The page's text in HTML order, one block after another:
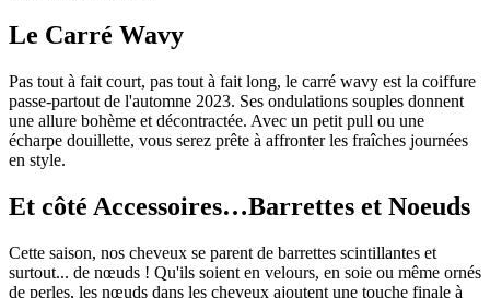
Le Carré Wavy
Pas tout à fait court, pas tout à fait long, le carré wavy est la coiffure
passe-partout de l'automne 2023. Ses ondulations souples donnent
une allure bohème et décontractée. Avec un petit pull ou une
écharpe douillette, vous serez prête à affronter les fraîches journées
en style.
Et côté Accessoires…Barrettes et Noeuds
Cette saison, nos cheveux se parent de barrettes scintillantes et
surtout... de nœuds ! Qu'ils soient en velours, en soie ou même ornés
de perles, les nœuds dans les cheveux ajoutent une touche finale à